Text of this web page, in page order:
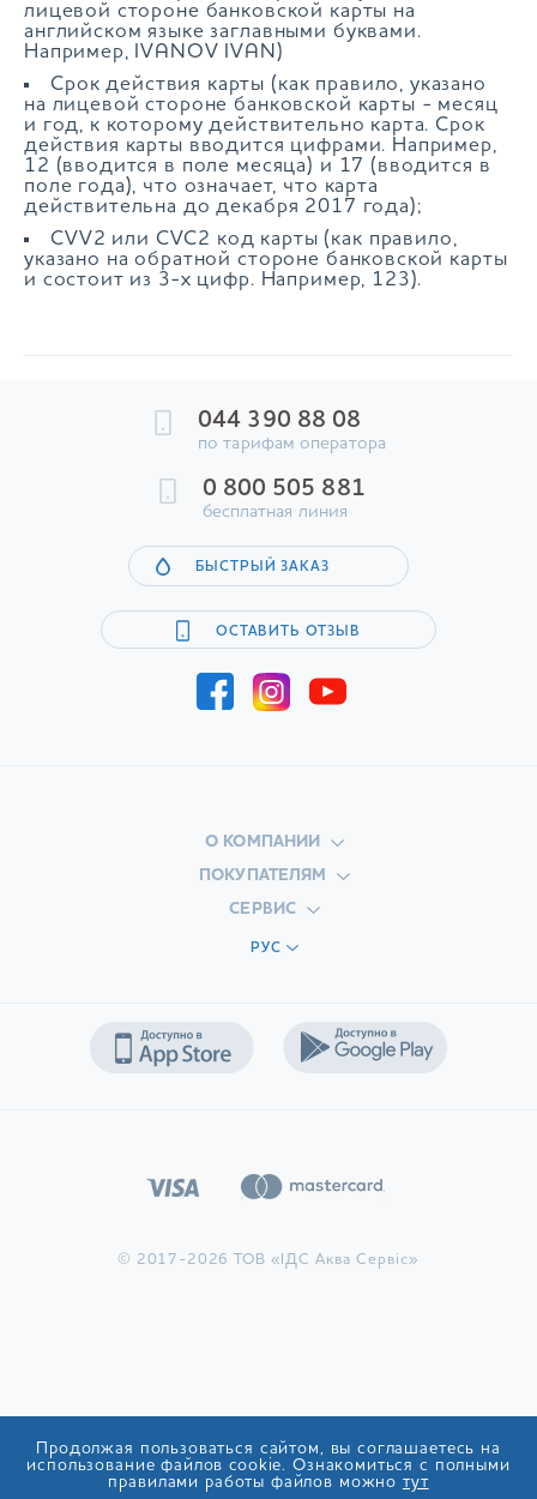
лицевой стороне банковской карты на
английском языке заглавными буквами.
Например, IVANOV IVAN)
Срок действия карты (как правило, указано
на лицевой стороне банковской карты - месяц
и год, к которому действительно карта. Срок
действия карты вводится цифрами. Например,
12 (вводится в поле месяца) и 17 (вводится в
поле года), что означает, что карта
действительна до декабря 2017 года);
CVV2 или CVC2 код карты (как правило,
указано на обратной стороне банковской карты
и состоит из 3-х цифр. Например, 123).
044 390 88 08
по тарифам оператора
0 800 505 881
бесплатная линия
БЫСТРЫЙ ЗАКАЗ
ОСТАВИТЬ ОТЗЫВ
О КОМПАНИИ
ПОКУПАТЕЛЯМ
СЕРВИС
РУС
© 2017-2026 ТОВ «ІДС Аква Сервіс»
Продолжая пользоваться сайтом, вы соглашаетесь на
использование файлов cookie. Ознакомиться с полными
правилами работы файлов можно тут